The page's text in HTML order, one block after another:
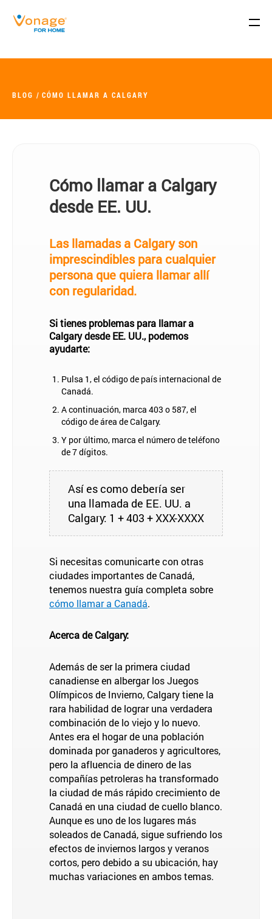
BLOG CÓMO LLAMAR A CALGARY
Cómo llamar a Calgary
desde EE. UU.
Las llamadas a Calgary son
imprescindibles para cualquier
persona que quiera llamar allí
con regularidad.
Si tienes problemas para llamar a
Calgary desde EE. UU., podemos
ayudarte:
Pulsa 1, el código de país internacional de
Canadá.
A continuación, marca 403 o 587, el
código de área de Calgary.
Y por último, marca el número de teléfono
de 7 dígitos.
Así es como debería ser
una llamada de EE. UU. a
Calgary: 1 + 403 + XXX-XXXX
Si necesitas comunicarte con otras
ciudades importantes de Canadá,
tenemos nuestra guía completa sobre
cómo llamar a Canadá.
Acerca de Calgary:
Además de ser la primera ciudad
canadiense en albergar los Juegos
Olímpicos de Invierno, Calgary tiene la
rara habilidad de lograr una verdadera
combinación de lo viejo y lo nuevo.
Antes era el hogar de una población
dominada por ganaderos y agricultores,
pero la afluencia de dinero de las
compañías petroleras ha transformado
la ciudad de más rápido crecimiento de
Canadá en una ciudad de cuello blanco.
Aunque es uno de los lugares más
soleados de Canadá, sigue sufriendo los
efectos de inviernos largos y veranos
cortos, pero debido a su ubicación, hay
muchas variaciones en ambos temas.